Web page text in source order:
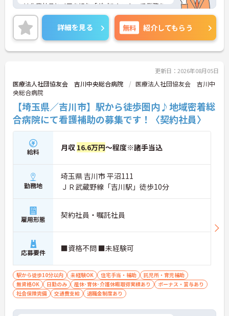
は先輩社員とペアを組む「ダブルシフト」で業務を
習得できるので、一人で抱え込むことはありませ
ん。
＜頑張りが給与に直結！専門性を磨いて年収アップ
＞経験やスキルがしっかり給与に反映される仕組み
です。定期昇給に加え、独自の社内専門資格制度
の専門性を認定されると、1資格につき月給＋1万円
（最大4万円）の手当がつきます。キャリアアップす
れば年収UPも目指せるため、高いモチベーションで
働き続けられます。
＜家族も嬉しい！ベネッセグループならではの手厚
い福利厚生＞ご家族も支える制度が満載♪産休・育
休の取得実績も多数あり、ライフステージが変わっ
ても長く安心して働き続けられる環境が整っていま
す。
詳細を見る 無料 紹介してもらう
更新日：2026年08月05日
医療法人社団協友会 吉川中央総合病院
医療法人社団協友会 吉川中
央総合病院
【埼玉県／吉川市】駅から徒歩圏内♪地域密着総
合病院にて看護補助の募集です！〈契約社員〉
給料 月収 16.6万円～程度※諸手当込
勤務地
埼玉県 吉川市 平沼111
ＪＲ武蔵野線「吉川駅」徒歩10分
雇用形態 契約社員・嘱託社員
応募要件 ■資格不問 ■未経験可
駅から徒歩10分以内 未経験OK 住宅手当・補助
託児所・育児補助
無資格OK
日勤のみ 産休･育休･介護休暇取得実績あり
ボーナス・賞与あり
社会保険完備
交通費支給 退職金制度あり